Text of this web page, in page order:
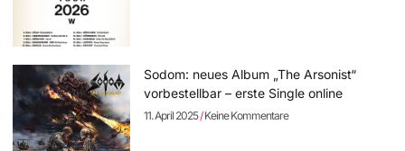
Sodom: neues Album „The Arsonist“
vorbestellbar – erste Single online
11. April 2025 Keine Kommentare